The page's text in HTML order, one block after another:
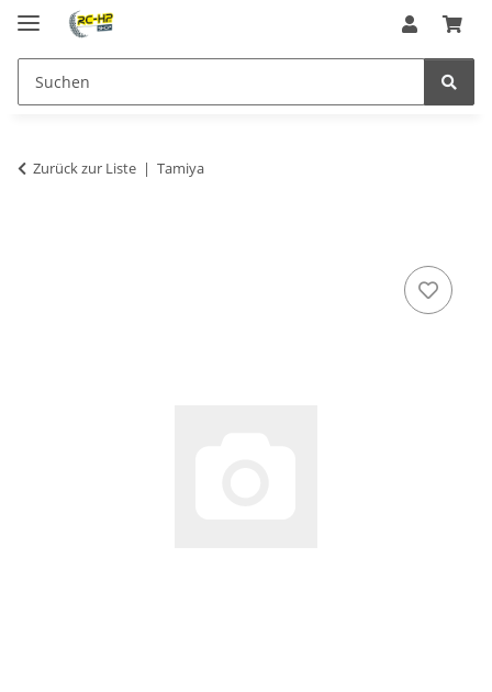
Zurück zur Liste Tamiya